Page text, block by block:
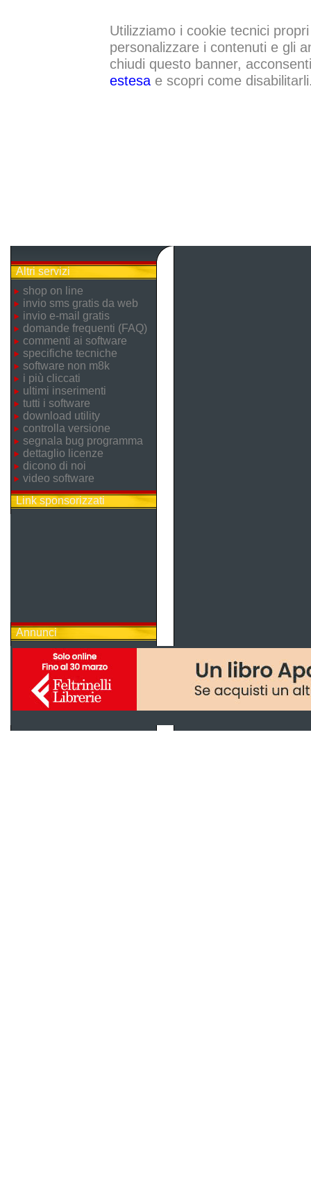
Utilizziamo i cookie tecnici
personalizzare i contenuti e gli
chiudi questo banner,
estesae scopri come
Altri servizi
shop on line
invio sms gratis da web
invio e-mail gratis
domande frequenti (FAQ)
commenti ai software
specifiche tecniche
software non m8k
i più cliccati
ultimi inserimenti
tutti i software
download utility
controlla versione
segnala bug programma
dettaglio licenze
dicono di noi
video software
Link sponsorizzati
Annunci